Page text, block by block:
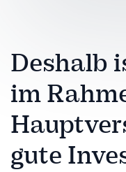
Deshalb
im
gute